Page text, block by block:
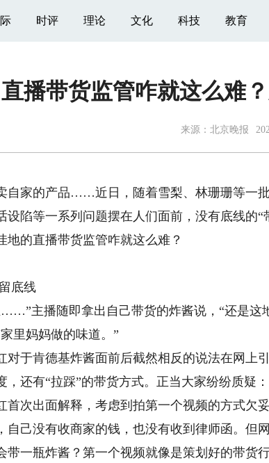
时评 理论 文化 科技 教育
直播带货监管咋就这么难
来源：北京晚报
家的产品……近日，随着雪梨、林珊珊等一批
设陷等一系列问题摆在人们面前，没有底线的“
地的直播带货监管咋就这么难？
底线
主播随即拿出自己带货的炸酱说，“还是这
里妈妈做的味道。”
于肯德基炸酱面前后截然相反的说法在网上
，还有“拉踩”的带货方式。正当大家纷纷质疑
次出面解释，考虑到拍第一个视频的方式欠
自己没有收商家的钱，也没有收到律师函。但
带一瓶炸酱？第一个视频就像是策划好的带货